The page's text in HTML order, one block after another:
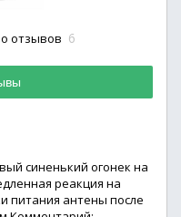
отзывов 6
синенький огонек на
реакция на
питания антены после